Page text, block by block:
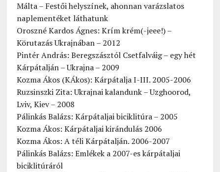
Málta – Festői helyszínek, ahonnan varázslatos
naplementéket láthatunk
Oroszné Kardos Ágnes: Krím krém(-jeee!) –
Körutazás Ukrajnában – 2012
Pintér András: Beregszásztól Csetfalváig – egy hét
Kárpátalján – Ukrajna – 2009
Kozma Ákos (KÁkos): Kárpátalja I-III. 2005-2006
Ruzsinszki Zita: Ukrajnai kalandunk – Uzghoorod,
Lviv, Kiev – 2008
Pálinkás Balázs: Kárpátaljai biciklitúra – 2005
Kozma Ákos: Kárpátaljai kirándulás 2006
Kozma Ákos: A téli Kárpátalján. 2006-2007
Pálinkás Balázs: Emlékek a 2007-es kárpátaljai
biciklitúráról